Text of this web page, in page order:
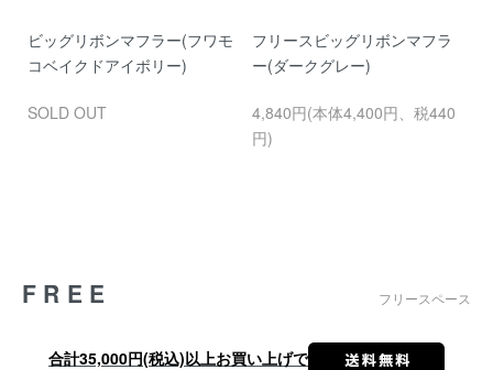
ビッグリボンマフラー(フワモ
コベイクドアイボリー)
SOLD OUT
フリースビッグリボンマフラ
ー(ダークグレー)
4,840円(本体4,400円、税440
円)
FREE フリースペース
合計35,000円(税込)以上お買い上げで